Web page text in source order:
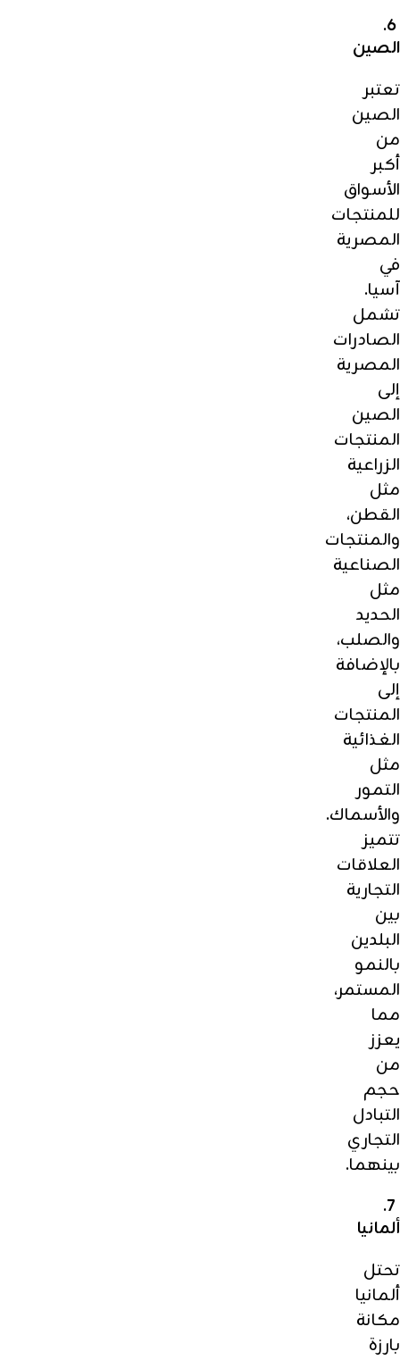
6.
الصين
تعتبر
الصين
من
أكبر
الأسواق
للمنتجات
المصرية
في
آسيا.
تشمل
الصادرات
المصرية
إلى
الصين
المنتجات
الزراعية
مثل
القطن،
والمنتجات
الصناعية
مثل
الحديد
والصلب،
بالإضافة
إلى
المنتجات
الغذائية
مثل
التمور
والأسماك.
تتميز
العلاقات
التجارية
بين
البلدين
بالنمو
المستمر،
مما
يعزز
من
حجم
التبادل
التجاري
بينهما.
7.
ألمانيا
تحتل
ألمانيا
مكانة
بارزة